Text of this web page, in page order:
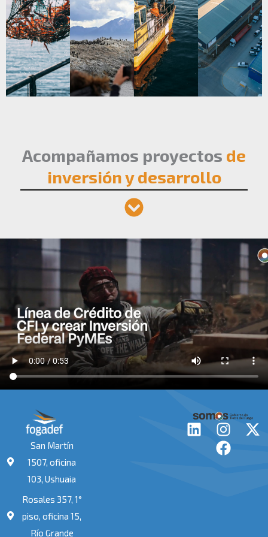
Acompañamos proyectos de
inversión y desarrollo
San Martín
1507, oficina
103, Ushuaia
Rosales 357, 1°
piso, oficina 15,
Río Grande
L
I
n
s
X
F
a
c